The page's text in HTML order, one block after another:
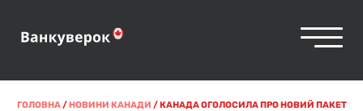
ГОЛОВНА/НОВИНИ КАНАДИ /КАНАДА ОГОЛОСИЛА ПРО НОВИЙ ПАКЕТ